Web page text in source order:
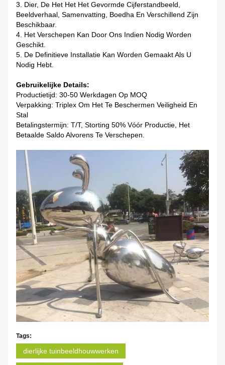
3. Dier, De Het Het Het Gevormde Cijferstandbeeld,
Beeldverhaal, Samenvatting, Boedha En Verschillend Zijn
Beschikbaar.
4. Het Verschepen Kan Door Ons Indien Nodig Worden
Geschikt.
5. De Definitieve Installatie Kan Worden Gemaakt Als U
Nodig Hebt.
Gebruikelijke Details:
Productietijd: 30-50 Werkdagen Op MOQ
Verpakking: Triplex Om Het Te Beschermen Veiligheid En
Stal
Betalingstermijn: T/T, Storting 50% Vóór Productie, Het
Betaalde Saldo Alvorens Te Verschepen.
Tags:
dierlijke tuinbeeldhouwwerken